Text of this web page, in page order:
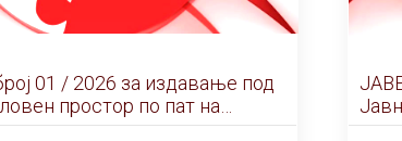
01 / 2026 за издавање под
простор по пат на
ЈАВНО НАДДАВАЊЕ
ЈАВЕН
Јавно